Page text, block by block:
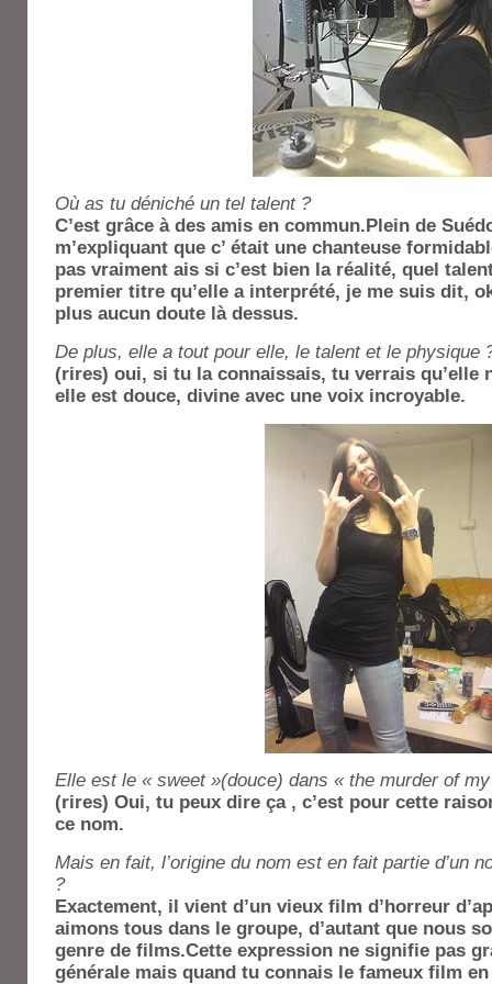
Où as tu déniché un tel talent ?
C’est grâce à des amis en commun.Plein de
m’expliquant que c’ était une chanteuse
pas vraiment ais si c’est bien la réalité, quel
premier titre qu’elle a interprété, je me suis dit,
plus aucun doute là dessus.
De plus, elle a tout pour elle, le talent et le physique
(rires) oui, si tu la connaissais, tu verrais qu’elle
elle est douce, divine avec une voix incroyable.
Elle est le « sweet »(douce) dans « the murder of
(rires) Oui, tu peux dire ça , c’est pour cette
ce nom.
Mais en fait, l’origine du nom est en fait partie d’un
?
Exactement, il vient d’un vieux film d’horreur
aimons tous dans le groupe, d’autant que nous
genre de films.Cette expression ne signifie pas
générale mais quand tu connais le fameux film